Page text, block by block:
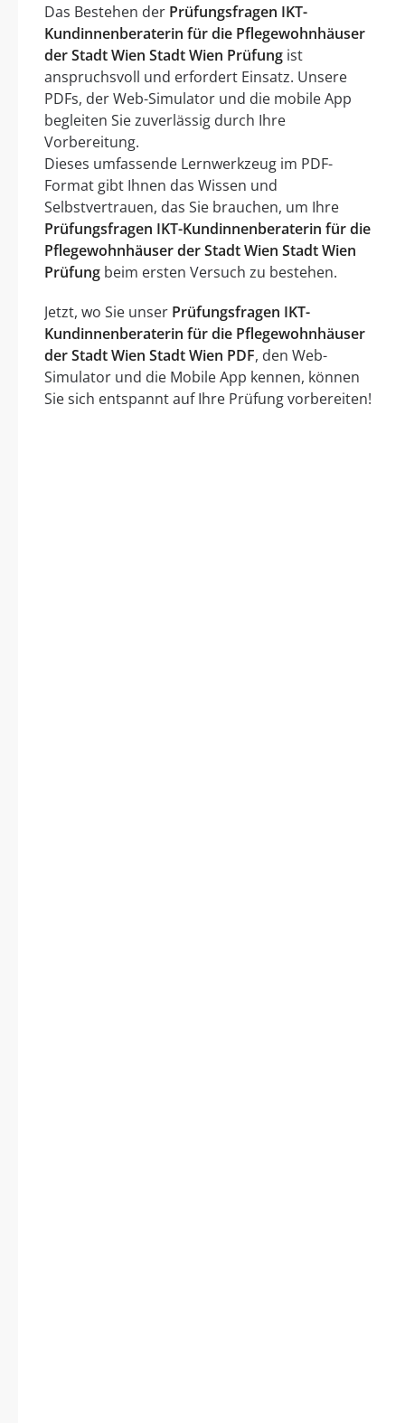
Das Bestehen der Prüfungsfragen IKT-
Kundinnenberaterin für die Pflegewohnhäuser
der Stadt Wien Stadt Wien Prüfung ist
anspruchsvoll und erfordert Einsatz. Unsere
PDFs, der Web-Simulator und die mobile App
begleiten Sie zuverlässig durch Ihre
Vorbereitung.
Dieses umfassende Lernwerkzeug im PDF-
Format gibt Ihnen das Wissen und
Selbstvertrauen, das Sie brauchen, um Ihre
Prüfungsfragen IKT-Kundinnenberaterin für die
Pflegewohnhäuser der Stadt Wien Stadt Wien
Prüfung beim ersten Versuch zu bestehen.
Jetzt, wo Sie unser Prüfungsfragen IKT-
Kundinnenberaterin für die Pflegewohnhäuser
der Stadt Wien Stadt Wien PDF, den Web-
Simulator und die Mobile App kennen, können
Sie sich entspannt auf Ihre Prüfung vorbereiten!